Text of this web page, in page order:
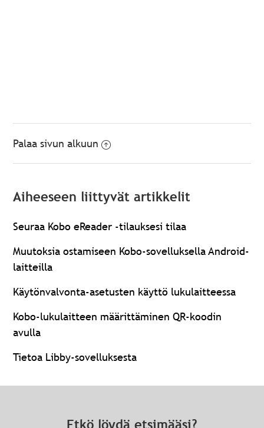
Palaa sivun alkuun
Aiheeseen liittyvät artikkelit
Seuraa Kobo eReader -tilauksesi tilaa
Muutoksia ostamiseen Kobo-sovelluksella Android-
laitteilla
Käytönvalvonta-asetusten käyttö lukulaitteessa
Kobo-lukulaitteen määrittäminen QR-koodin
avulla
Tietoa Libby-sovelluksesta